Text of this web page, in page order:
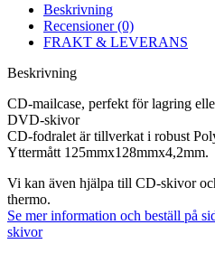
Beskrivning
Recensioner (0)
FRAKT & LEVERANS
Beskrivning
CD-mailcase, perfekt för lagring
DVD-skivor
CD-fodralet är tillverkat i robust
Yttermått 125mmx128mmx4,2mm.
Vi kan även hjälpa till CD-skivor
thermo.
Se mer information och beställ på
skivor